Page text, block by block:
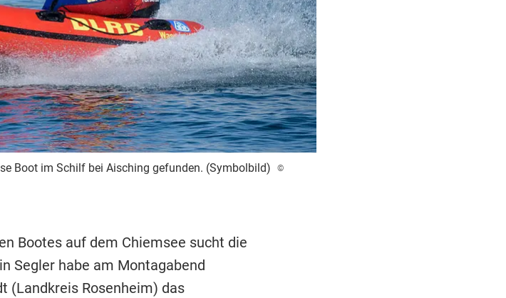
Boot im Schilf bei Aisching gefunden. (Symbolbild)
©
Bootes auf dem Chiemsee sucht die
Segler habe am Montagabend
(Landkreis Rosenheim) das